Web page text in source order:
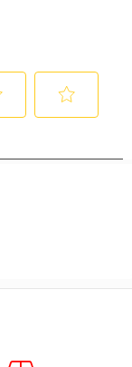
las cuarenta y
de
El plazo de
de la validación